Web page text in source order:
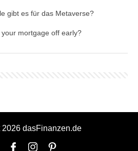
gibt es für das Metaverse?
mortgage off early?
2026 dasFinanzen.de